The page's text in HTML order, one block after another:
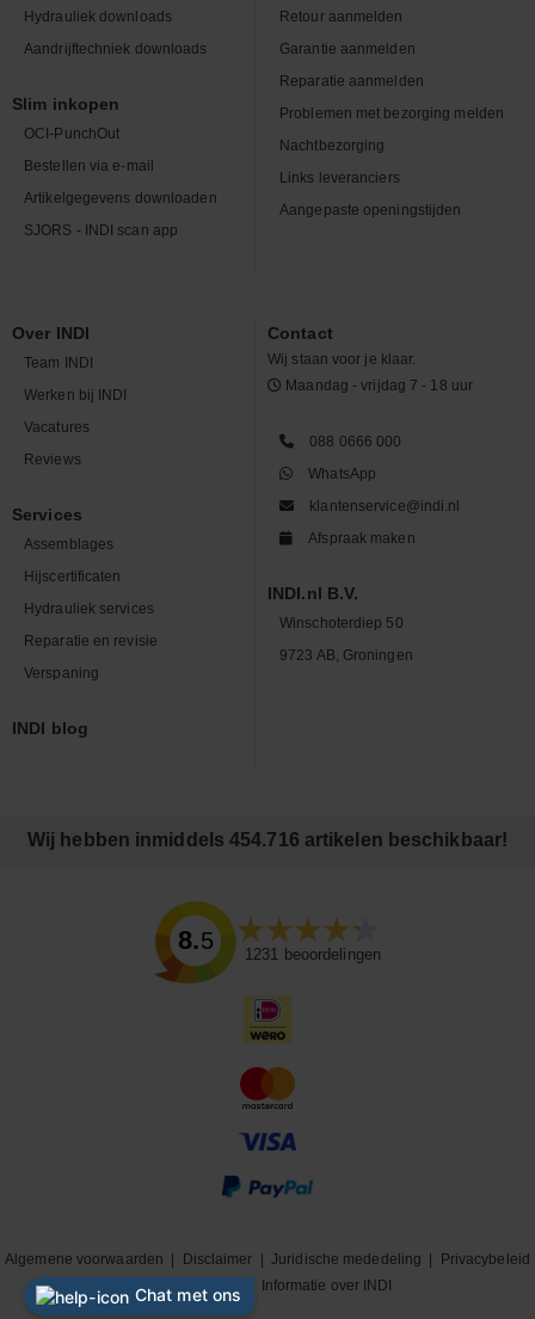
Hydrauliek downloads
Aandrijftechniek downloads
Slim inkopen
OCI-PunchOut
Bestellen via e-mail
Artikelgegevens downloaden
SJORS - INDI scan app
Retour aanmelden
Garantie aanmelden
Reparatie aanmelden
Problemen met bezorging melden
Nachtbezorging
Links leveranciers
Aangepaste openingstijden
Over INDI
Team INDI
Werken bij INDI
Vacatures
Reviews
Services
Assemblages
Hijscertificaten
Hydrauliek services
Reparatie en revisie
Verspaning
INDI blog
Contact
Wij staan voor je klaar.
Maandag - vrijdag 7 - 18 uur
088 0666 000
WhatsApp
klantenservice@indi.nl
Afspraak maken
INDI.nl B.V.
Winschoterdiep 50
9723 AB, Groningen
Wij hebben inmiddels 454.716 artikelen beschikbaar!
8.5
1231 beoordelingen
Algemene voorwaarden Disclaimer |Juridische mededeling
Privacybeleid
|
Cookiebeleid Informatie over INDI